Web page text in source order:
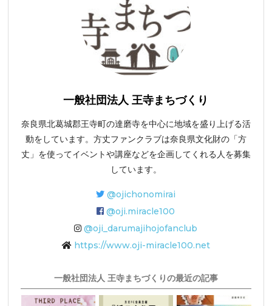
一般社団法人 王寺まちづくり
奈良県北葛城郡王寺町の達磨寺を中心に地域を盛り上げる活
動をしています。方丈ファンクラブは奈良県文化財の「方
丈」を使ってイベントや講座などを企画してくれる人を募集
しています。
@ojichonomirai
@oji.miracle100
@oji_darumajihojofanclub
https://www.oji-miracle100.net
一般社団法人 王寺まちづくりの最近の記事